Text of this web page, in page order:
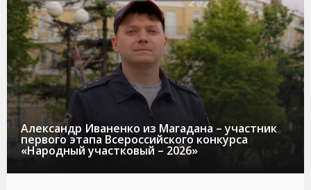
Александр Иваненко из Магадана – участник
первого этапа Всероссийского конкурса
«Народный участковый – 2026»